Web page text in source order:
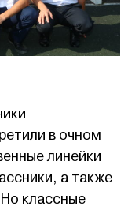
в очном
линейки
а также
классные